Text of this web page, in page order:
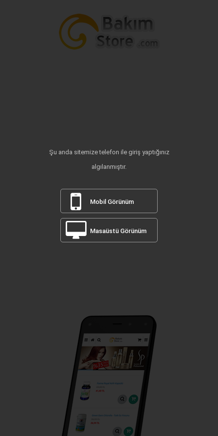
Şu anda sitemize telefon ile giriş yaptığınız
algılanmıştır.
Mobil Görünüm
Masaüstü Görünüm